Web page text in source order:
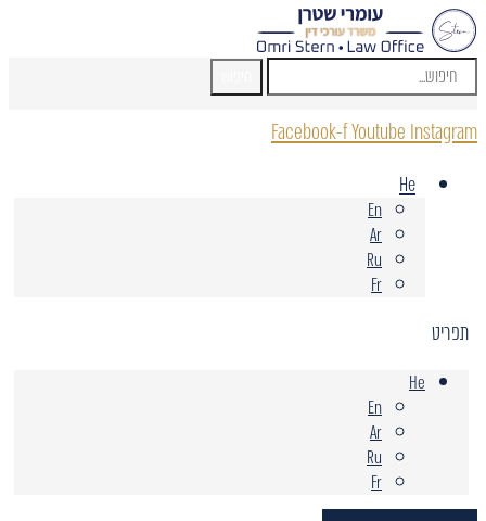
Facebook-fYoutube Instagram
He
En
Ar
Ru
Fr
תפריט
He
En
Ar
Ru
Fr